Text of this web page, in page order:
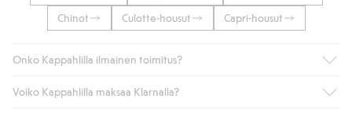
Chinot
Culotte-housut Capri-housut
Onko Kappahlilla ilmainen toimitus?
Jos olet Kappahl Clubin jäsen, saat aina ilmaisen toimituksen
Voiko Kappahlilla maksaa Klarnalla?